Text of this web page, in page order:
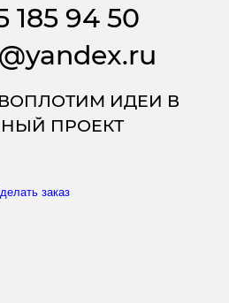
185 94 50
ИДЕИ В
ПРОЕКТ
заказ